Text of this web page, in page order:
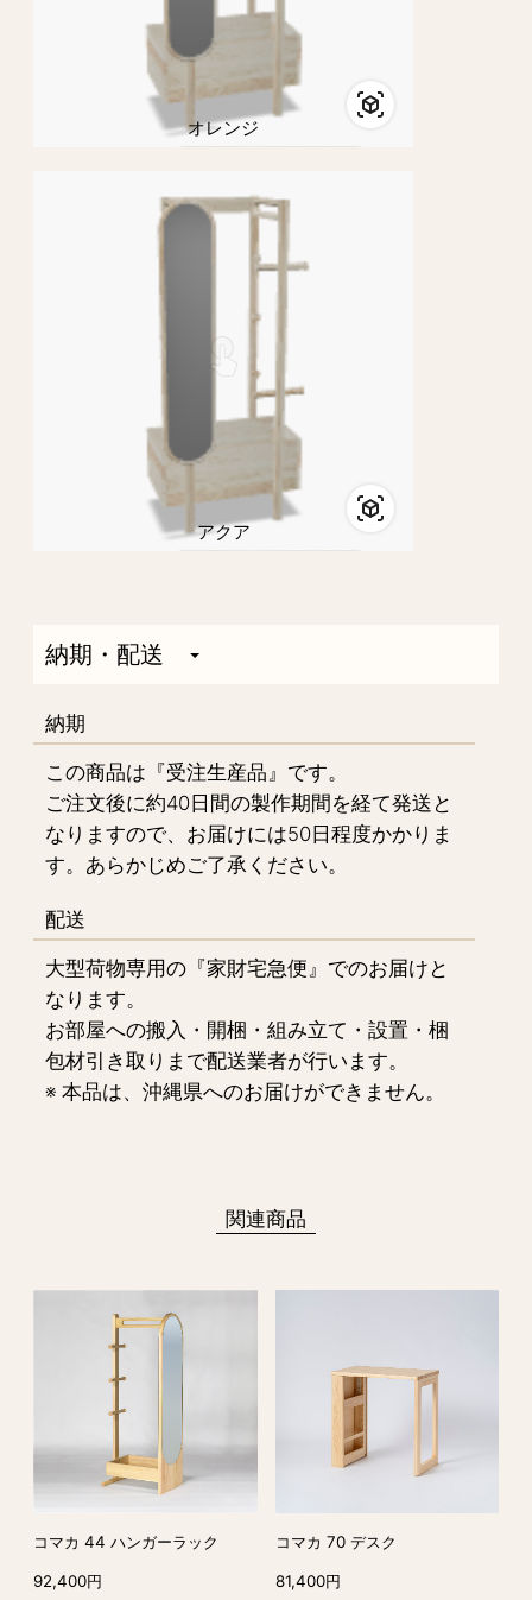
オレンジ
アクア
納期・配送
納期
この商品は『受注生産品』です。
ご注文後に約40日間の製作期間を経て発送と
なりますので、お届けには50日程度かかりま
す。あらかじめご了承ください。
配送
大型荷物専用の『家財宅急便』でのお届けと
なります。
お部屋への搬入・開梱・組み立て・設置・梱
包材引き取りまで配送業者が行います。
※ 本品は、沖縄県へのお届けができません。
関連商品
コマカ 44 ハンガーラック
92,400円
コマカ 70 デスク
81,400円